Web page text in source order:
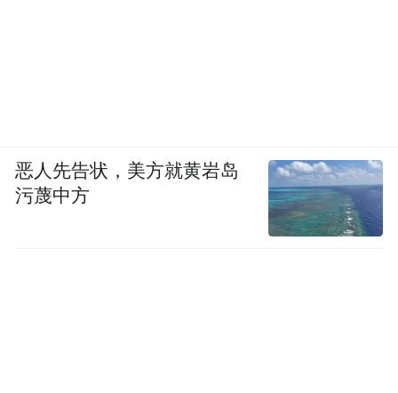
恶人先告状，美方就黄岩岛
污蔑中方